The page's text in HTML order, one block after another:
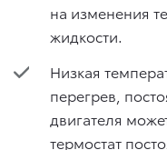
на изменения
жидкости.
Низкая
перегрев,
двигателя
термостат